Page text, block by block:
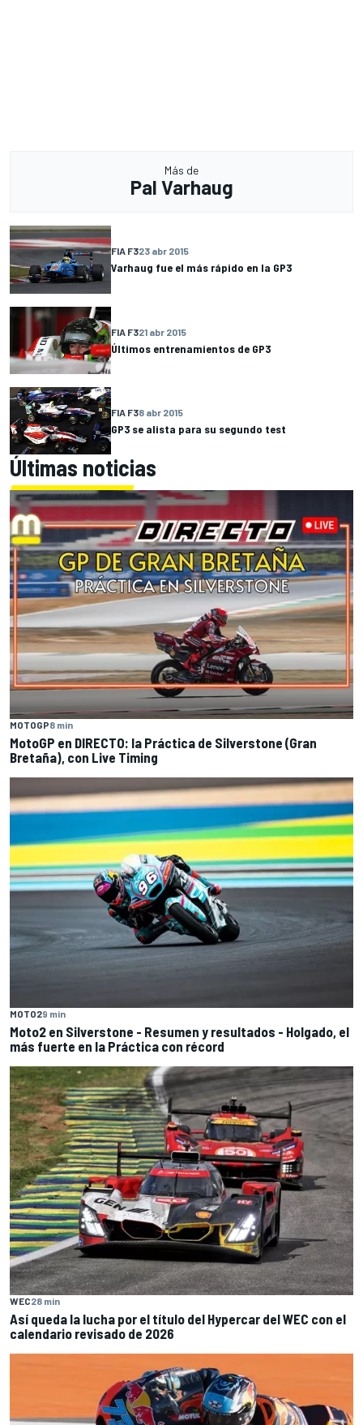
Más de
Pal Varhaug
FIA F323 abr 2015
Varhaug fue el más rápido en la GP3
FIA F321 abr 2015
Últimos entrenamientos de GP3
FIA F38 abr 2015
GP3 se alista para su segundo test
Últimas noticias
MOTOGP8 min
MotoGP en DIRECTO: la Práctica de Silverstone (Gran
Bretaña), con Live Timing
MOTO29 min
Moto2 en Silverstone - Resumen y resultados - Holgado, el
más fuerte en la Práctica con récord
WEC28 min
Así queda la lucha por el título del Hypercar del WEC con el
calendario revisado de 2026